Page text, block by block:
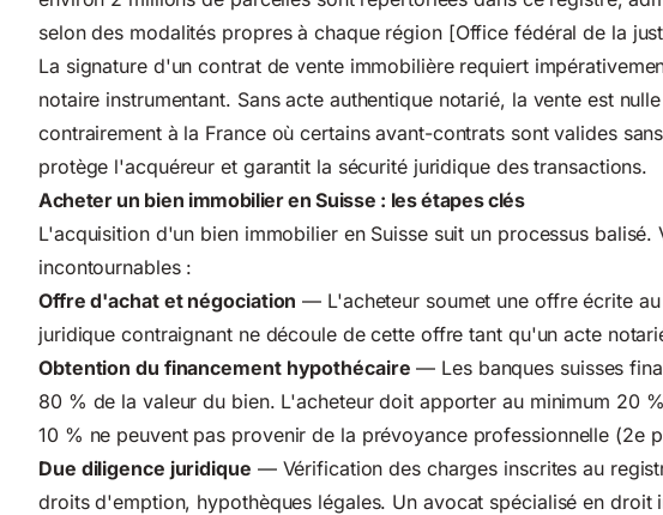
selon des modalités propres à chaque région [Office fédéral de la
La signature d'un contrat de vente immobilière requiert
notaire instrumentant. Sans acte authentique notarié, la vente est
contrairement à la France où certains avant-contrats sont valides
protège l'acquéreur et garantit la sécurité juridique des transactions.
Acheter un bien immobilier en Suisse : les étapes clés
L'acquisition d'un bien immobilier en Suisse suit un processus balisé.
incontournables :
Offre d'achat et négociation — L'acheteur soumet une offre écrite
juridique contraignant ne découle de cette offre tant qu'un acte
Obtention du financement hypothécaire — Les banques suisses
80 % de la valeur du bien. L'acheteur doit apporter au minimum 20
10 % ne peuvent pas provenir de la prévoyance professionnelle (2e
Due diligence juridique — Vérification des charges inscrites au
droits d'emption, hypothèques légales. Un avocat spécialisé en droit